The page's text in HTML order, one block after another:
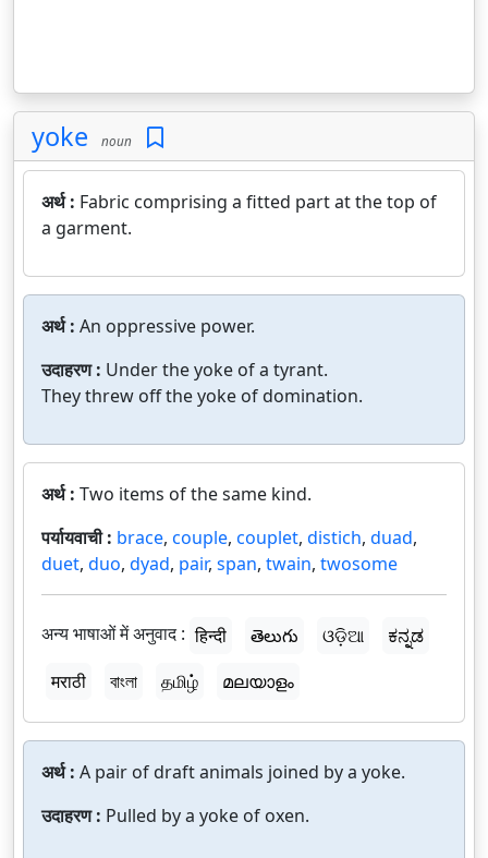
yoke noun
अर्थ : Fabric comprising a fitted part at the top of
a garment.
अर्थ : An oppressive power.
उदाहरण : Under the yoke of a tyrant.
They threw off the yoke of domination.
अर्थ : Two items of the same kind.
पर्यायवाची : brace, couple, couplet, distich, duad,
duet, duo, dyad, pair, span, twain, twosome
अन्य भाषाओं में अनुवाद : हिन्दी తెలుగు ଓଡ଼ିଆ
ಕನ್ನಡ
मराठी
বাংলা தமிழ் മലയാളം
अर्थ : A pair of draft animals joined by a yoke.
उदाहरण : Pulled by a yoke of oxen.